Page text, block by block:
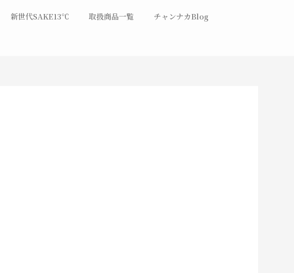
新世代SAKE13℃ 取扱商品一覧 チャンナカBlog